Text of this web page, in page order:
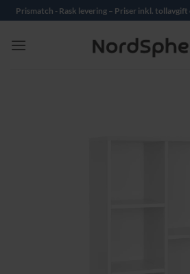
Skip
to
content
Prismatch - Rask levering – Priser inkl. tollavgift